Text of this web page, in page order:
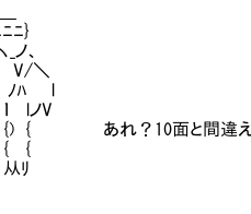
ﾆ}
＼
ﾊ l
V
？10面と間違えて
ﾘ